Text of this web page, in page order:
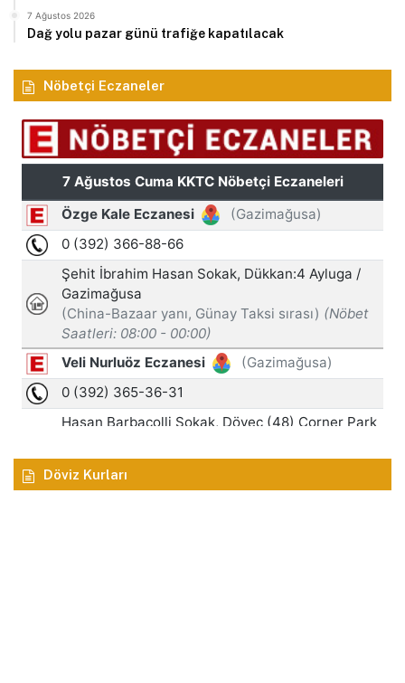
7 Ağustos 2026
Dağ yolu pazar günü trafiğe kapatılacak
Nöbetçi Eczaneler
Döviz Kurları